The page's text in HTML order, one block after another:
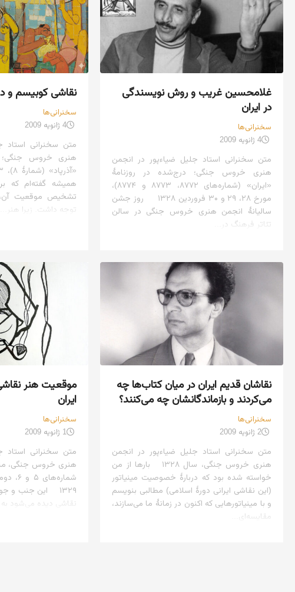
غلامحسین غریب و روش نویسندگی
در ایران
سخنرانی‌ها
4 ژانویه 2009
متن سخنرانی استاد جلیل ضیاءپور در انجمن
هنری خروس جنگی؛ درج‌شده در روزنامهٔ
«ایران» (شماره‌های ۸۷۷۲، ۸۷۷۳ و ۸۷۷۴)،
مورخ ۲۸، ۲۹ و ۳۰ فروردین ۱۳۲۸ روز جشن
سالیانهٔ انجمن هنری خروس جنگی در سالن
تئاتر فرهنگ در...
نقاشی کوبیسم و
سخنرانی‌ها
4 ژانویه 2009
متن سخنرانی استاد
هنری خروس جنگی؛
همیشه گفته‌ام که
تشخیص موقعیت
توجه داشت. زیرا هنر...
نقاشان قدیم ایران در میان کتاب‌ها چه
می‌کردند و بازماندگانشان چه می‌کنند؟
سخنرانی‌ها
2 ژانویه 2009
متن سخنرانی استاد جلیل ضیاءپور در انجمن
هنری خروس جنگی، سال ۱۳۲۸ بارها از من
خواسته شده بود که دربارهٔ خصوصیت مینیاتور
(این نقاشی ایرانی دورهٔ اسلامی) مطالبی بنویسم
و با مینیاتورهایی که اکنون در زمانهٔ ما می‌سازند،
مقایسه‌ای...
موقعیت هنر
ایران
سخنرانی‌ها
1 ژانویه 2009
متن سخنرانی استاد
هنری خروس جنگی،
۱۳۲۹ این جنب و
نقاشی دیده می‌شود